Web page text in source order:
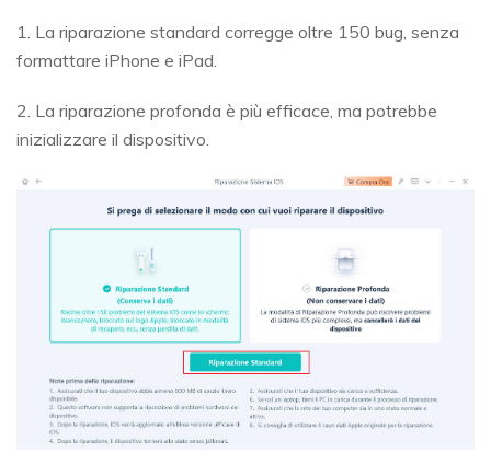
1. La riparazione standard corregge oltre 150 bug, senza
formattare iPhone e iPad.
2. La riparazione profonda è più efficace, ma potrebbe
inizializzare il dispositivo.